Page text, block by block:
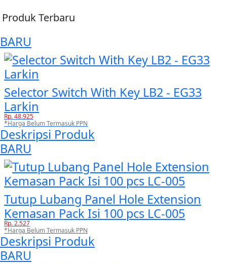
Produk Terbaru
BARU
Selector Switch With Key LB2 - EG33
Larkin
Rp. 48.925
*Harga Belum Termasuk PPN
Deskripsi Produk
BARU
Tutup Lubang Panel Hole Extension
Kemasan Pack Isi 100 pcs LC-005
Rp. 2.527
*Harga Belum Termasuk PPN
Deskripsi Produk
BARU